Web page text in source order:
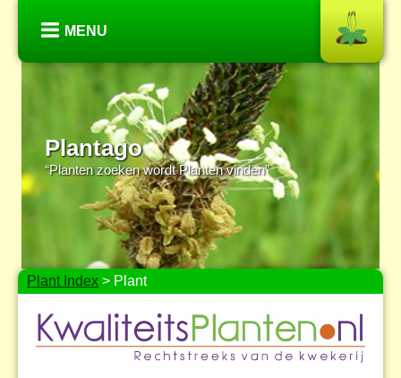
MENU
Plantago
“Planten zoeken wordt Planten vinden”
Plant Index > Plant